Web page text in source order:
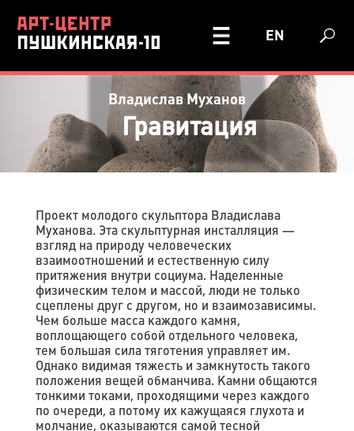
EN
Владислав Муханов
Гравитация
Проект молодого скульптора Владислава
Муханова. Эта скульптурная инсталляция —
взгляд на природу человеческих
взаимоотношений и естественную силу
притяжения внутри социума. Наделенные
физическим телом и массой, люди не только
сцеплены друг с другом, но и взаимозависимы.
Чем больше масса каждого камня,
воплощающего собой отдельного человека,
тем большая сила тяготения управляет им.
Однако видимая тяжесть и замкнутость такого
положения вещей обманчива. Камни общаются
тонкими токами, проходящими через каждого
по очереди, а потому их кажущаяся глухота и
молчание, оказываются самой тесной